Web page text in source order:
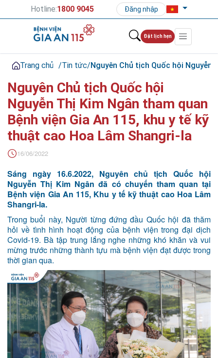
Hotline:1800 9045 Đăng nhập
Đặt lịch hẹn
Trang chủ /Tin tức/Nguyên Chủ tịch Quốc hội Nguyễn
Nguyên Chủ tịch Quốc hội
Nguyễn Thị Kim Ngân tham quan
Bệnh viện Gia An 115, khu y tế kỹ
thuật cao Hoa Lâm Shangri-la
16/06/2022
Sáng ngày 16.6.2022, Nguyên chủ tịch Quốc hội
Nguyễn Thị Kim Ngân đã có chuyến tham quan tại
Bệnh viện Gia An 115, Khu y tế kỹ thuật cao Hoa Lâm
Shangri-la.
Trong buổi này, Người từng đứng đầu Quốc hội đã thăm
hỏi về tình hình hoạt động của bệnh viện trong đại dịch
Covid-19. Bà tập trung lắng nghe những khó khăn và vui
mừng trước những thành tựu mà bệnh viện đạt được trong
thời gian qua.